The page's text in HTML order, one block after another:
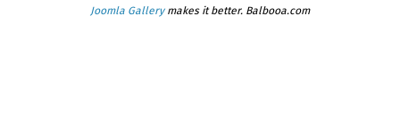
Joomla Gallerymakes it better. Balbooa.com